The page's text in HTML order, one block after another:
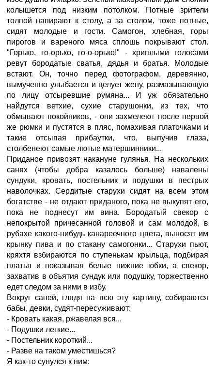
колышется под низким потолком. Потные зрители
толпой напирают к столу, а за столом, тоже потные,
сидят молодые и гости. Самогон, хлебная, горы
пирогов и вареного мяса сплошь покрывают стол.
"Горько, го-орько, го-о-орько!" - хриплыми голосами
ревут бородатые сватья, дядья и братья. Молодые
встают. Он, точно перед фотографом, деревянно,
вымученно улыбается и целует жену, размазывающую
по лицу отсыревшие румяна... И уж обязательно
найдутся ветхие, сухие старушонки, из тех, что
обмывают покойников, - они захмелеют после первой
же рюмки и пустятся в пляс, помахивая платочками и
такие отсыпая прибаутки, что, выпучив глаза,
столбенеют самые лютые матершинники...
Приданое привозят накануне гулянья. На нескольких
санях (чтобы добра казалось больше) навалены
сундуки, кровать, постельник и подушки в пестрых
наволочках. Сердитые старухи сидят на всем этом
богатстве - не отдают приданого, пока не выкупят его,
пока не поднесут им вина. Бородатый свекор с
непокрытой причесанной головой и сам молодой, в
рубахе какого-нибудь канареечного цвета, выносят им
крынку пива и по стакану самогонки... Старухи пьют,
кряхтя взбираются по ступенькам крыльца, подбирая
платья и показывая белые нижние юбки, а свекор,
захватив в объятия сундук или подушку, торжественно
едет следом за ними в избу.
Вокруг саней, глядя на всю эту картину, собираются
бабы, девки, судят-пересуживают:
- Кровать какая, ржавелая вся...
- Подушки легкие...
- Постельник короткий...
- Разве на таком уместишься?
Я как-то сунулся к ним: